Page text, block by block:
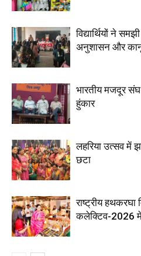
विद्यार्थियों ने
अनुशासन और
भारतीय मजदूर
हुंकार
लहरिया उत्सव में
छटा
राष्ट्रीय
कलेक्टिव-2026 में